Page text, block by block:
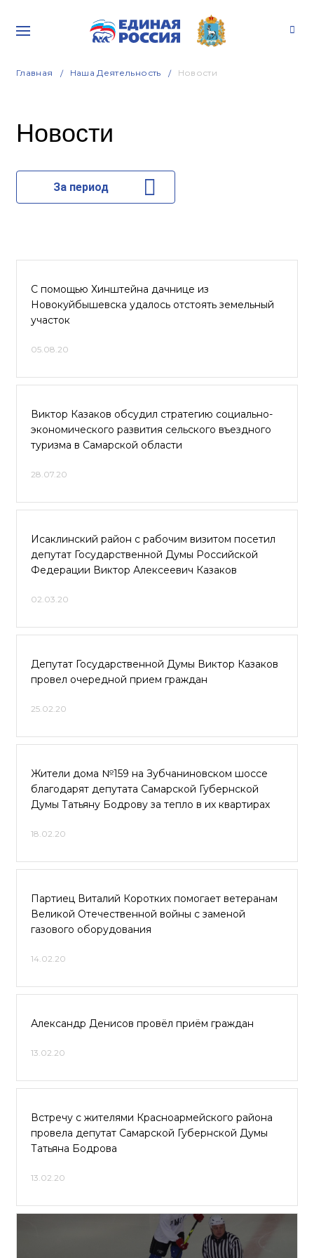
Главная Наша Деятельность Новости
Новости
За период
С помощью Хинштейна дачнице из
Новокуйбышевска удалось отстоять земельный
участок
05.08.20
Виктор Казаков обсудил стратегию социально-
экономического развития сельского въездного
туризма в Самарской области
28.07.20
Исаклинский район с рабочим визитом посетил
депутат Государственной Думы Российской
Федерации Виктор Алексеевич Казаков
02.03.20
Депутат Государственной Думы Виктор Казаков
провел очередной прием граждан
25.02.20
Жители дома №159 на Зубчаниновском шоссе
благодарят депутата Самарской Губернской
Думы Татьяну Бодрову за тепло в их квартирах
18.02.20
Партиец Виталий Коротких помогает ветеранам
Великой Отечественной войны с заменой
газового оборудования
14.02.20
Александр Денисов провёл приём граждан
13.02.20
Встречу с жителями Красноармейского района
провела депутат Самарской Губернской Думы
Татьяна Бодрова
13.02.20